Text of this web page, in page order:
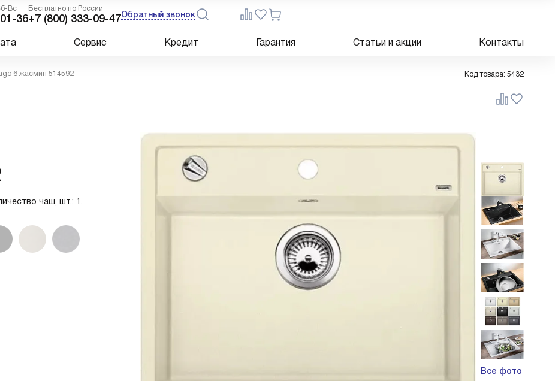
Вс
36
Бесплатно по России
+7 (800) 333-09-47Обратный звонок
Сервис Кредит Гарантия Статьи и акции Контакты
6 жасмин 514592 Код товара: 5432
чаш, шт.: 1.
Все фото